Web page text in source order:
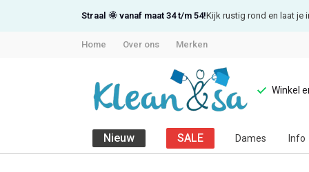
Straal 🌞 vanaf maat 34 t/m 54!Kijk rustig rond en laat je
Home Over ons Merken
Winkel
Nieuw SALE Dames Info